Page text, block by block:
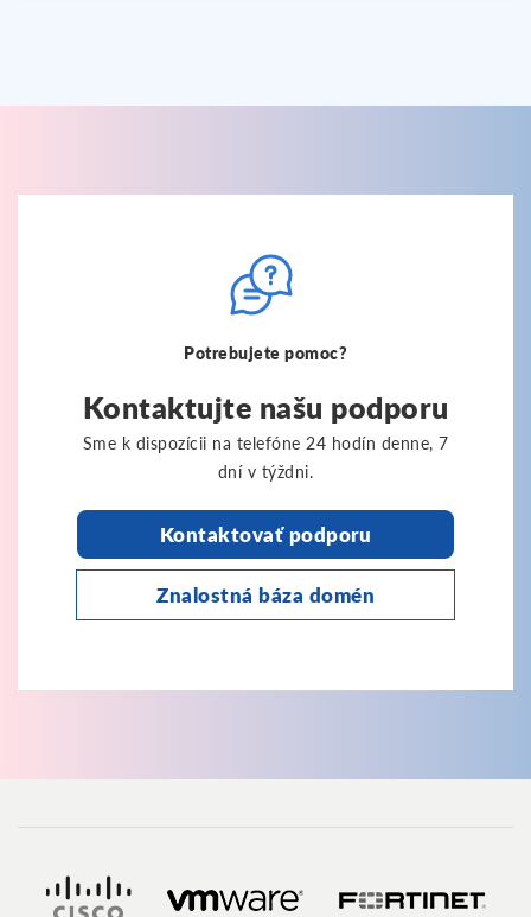
Potrebujete pomoc?
Kontaktujte našu podporu
Sme k dispozícii na telefóne 24 hodín denne, 7
dní v týždni.
Kontaktovať podporu
Znalostná báza domén